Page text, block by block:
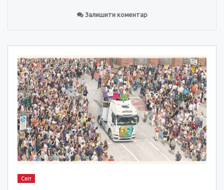
Залишити коментар
Світ